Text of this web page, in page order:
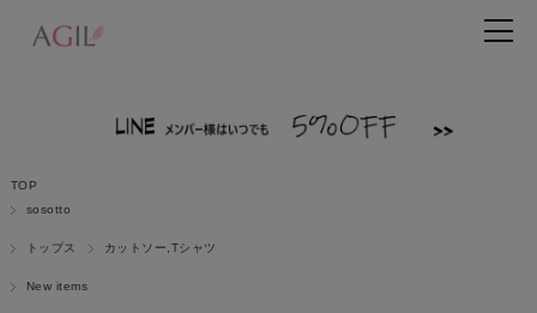
TOP
sosotto
トップス カットソー,Tシャツ
New items